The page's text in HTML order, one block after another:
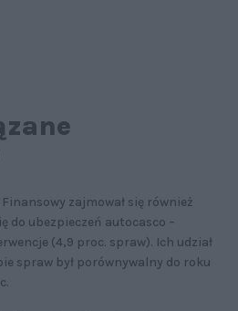
zajmował się również
do ubezpieczeń autocasco –
(4,9 proc. spraw). Ich udział
spraw był porównywalny do roku